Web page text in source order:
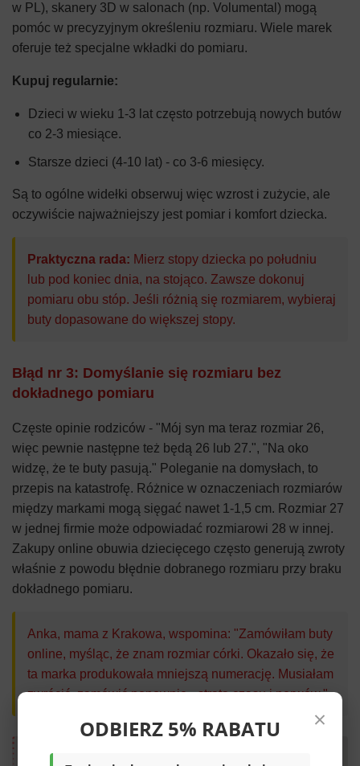
w PL), skanery 3D w salonach (np. Volumental) mogą
pomóc w precyzyjnym określeniu rozmiaru. Wiele marek
oferuje też specjalne wkładki do pomiaru.
Kupuj regularnie:
Dzieci w wieku 1-3 lat często potrzebują nowych butów
co 2-3 miesiące.
Starsze dzieci (4-10 lat) - co 3-6 miesięcy.
Są to ogólne widełki obserwuj więc wzrost i zużycie, ale
oczywiście najważniejszy jest pomiar i komfort dziecka.
Praktyczna rada: Mierz stopy dziecka po południu
lub pod koniec dnia, na stojąco. Zawsze dokonuj
pomiaru obu stóp. Jeśli różnią się rozmiarem, wybieraj
buty dopasowane do większej stopy.
Błąd nr 3: Domyślanie się rozmiaru bez
dokładnego pomiaru
Częste opinie rodziców - "Mój syn ma teraz rozmiar 26,
więc pewnie następne też będą 26 lub 27.", "Na oko
widzę, że te buty pasują." Poleganie na domysłach, to
przepis na katastrofę. Różnice w oznaczeniach rozmiarów
między markami mogą sięgać nawet 1-1,5 cm. Rozmiar 27
w jednej firmie może odpowiadać rozmiarowi 28 w innej.
Zakupy online obuwia dziecięcego często generują zwroty
właśnie z powodu błędnie dobranego rozmiaru przy braku
dokładnego pomiaru.
Anka, mama z Krakowa, wspomina: "Zamówiłam buty
online, myśląc, że znam rozmiar córki. Okazało się, że
ta marka produkowała mniejszą numerację. Musiałam
zwrócić, zamówić ponownie - strata czasu i nerwów."
×
ODBIERZ 5% RABATU